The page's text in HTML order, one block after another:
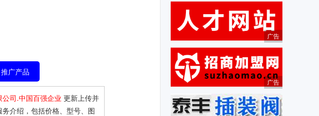
广产品
司.中国百强企业 更新上传并
务介绍，包括价格、型号、图
广告
广告